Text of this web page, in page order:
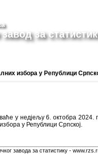
за
избора у Републици
у недјељу 6. октобра 2024.
у Републици Српској.
завода за статистику -